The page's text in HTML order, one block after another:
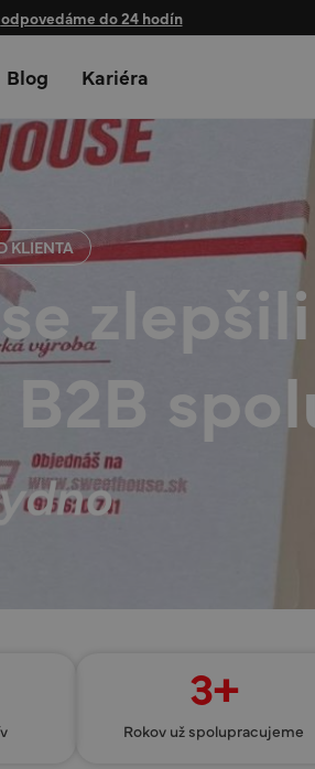
odpovedáme do 24 hodín
Blog Kariéra
KLIENTA
3+
Rokov už spolupracujeme